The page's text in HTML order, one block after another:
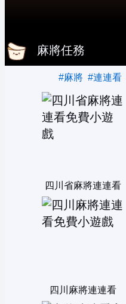
麻將任務
#麻將 #連連看
四川省麻將連連看
四川麻將連連看